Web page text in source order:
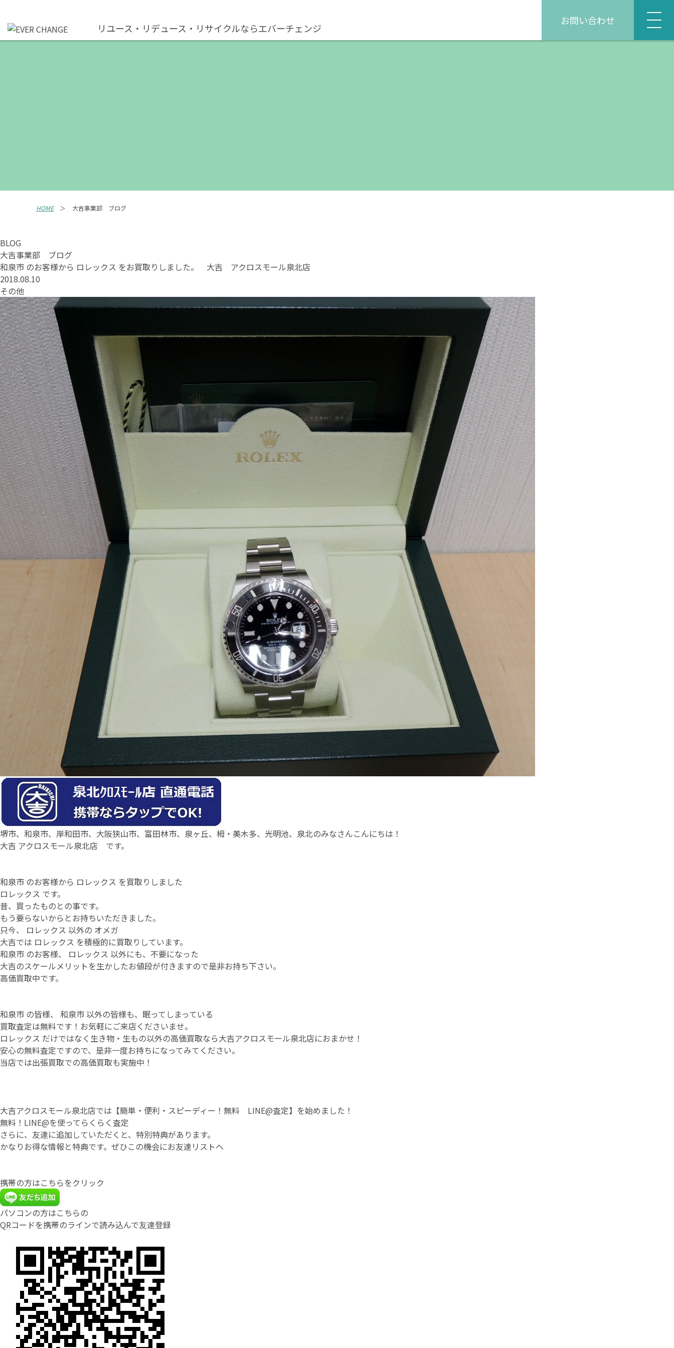
リユース・リデュース・リサイクルならエバーチェンジ
お問い合わせ
HOME 大吉事業部 ブログ
BLOG
大吉事業部 ブログ
和泉市 のお客様から ロレックス をお買取りしました。 大吉 アクロスモール泉北店
2018.08.10
その他
堺市、和泉市、岸和田市、大阪狭山市、富田林市、泉ヶ丘、栂・美木多、光明池、泉北のみなさんこんにちは！
大吉 アクロスモール泉北店 です。
和泉市 のお客様から ロレックス を買取りしました
ロレックス です。
昔、買ったものとの事です。
もう要らないからとお持ちいただきました。
只今、 ロレックス 以外の オメガ
大吉では ロレックス を積極的に買取りしています。
和泉市 のお客様、 ロレックス 以外にも、不要になった
大吉のスケールメリットを生かしたお値段が付きますので是非お持ち下さい。
高価買取中です。
和泉市 の皆様、 和泉市 以外の皆様も、眠ってしまっている
買取査定は無料です！お気軽にご来店くださいませ。
ロレックス だけではなく生き物・生もの以外の高価買取なら大吉アクロスモール泉北店におまかせ！
安心の無料査定ですので、是非一度お持ちになってみてください。
当店では出張買取での高価買取も実施中！
大吉アクロスモール泉北店では【簡単・便利・スピーディー！無料 LINE@査定】を始めました！
無料！LINE@を使ってらくらく査定
さらに、友達に追加していただくと、特別特典があります。
かなりお得な情報と特典です。ぜひこの機会にお友達リストへ
携帯の方はこちらをクリック
パソコンの方はこちらの
QRコードを携帯のラインで読み込んで友達登録